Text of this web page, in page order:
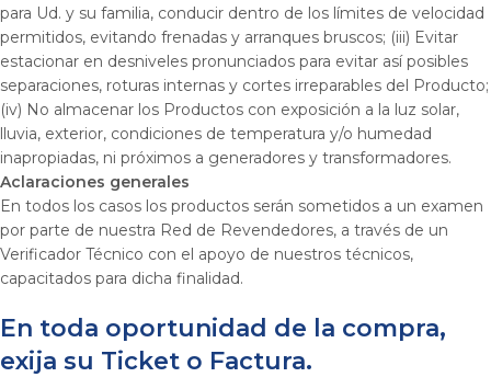
para Ud. y su familia, conducir dentro de los límites de velocidad
permitidos, evitando frenadas y arranques bruscos; (iii) Evitar
estacionar en desniveles pronunciados para evitar así posibles
separaciones, roturas internas y cortes irreparables del Producto;
(iv) No almacenar los Productos con exposición a la luz solar,
lluvia, exterior, condiciones de temperatura y/o humedad
inapropiadas, ni próximos a generadores y transformadores.
Aclaraciones generales
En todos los casos los productos serán sometidos a un examen
por parte de nuestra Red de Revendedores, a través de un
Verificador Técnico con el apoyo de nuestros técnicos,
capacitados para dicha finalidad.
En toda oportunidad de la compra,
exija su Ticket o Factura.